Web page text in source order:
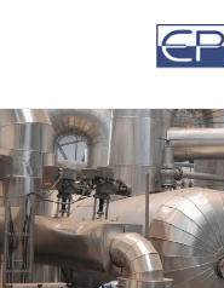
HUIS
PRODUCTEN
OVER